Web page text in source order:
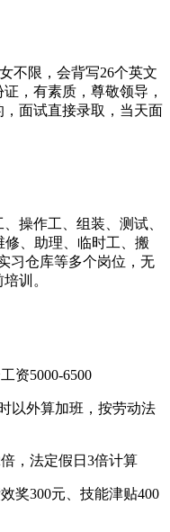
不限，会背写26个英文
，有素质，尊敬领导，
面试直接录取，当天面
操作工、组装、测试、
、助理、临时工、搬
习仓库等多个岗位，无
训。
资5000-6500
以外算加班，按劳动法
，法定假日3倍计算
奖300元、技能津贴400